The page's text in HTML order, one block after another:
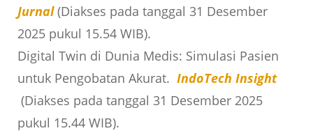
Jurnal(Diakses pada tanggal 31 Desember
2025 pukul 15.54 WIB).
Digital Twin di Dunia Medis: Simulasi Pasien
untuk Pengobatan Akurat. IndoTech Insight
(Diakses pada tanggal 31 Desember 2025
pukul 15.44 WIB).